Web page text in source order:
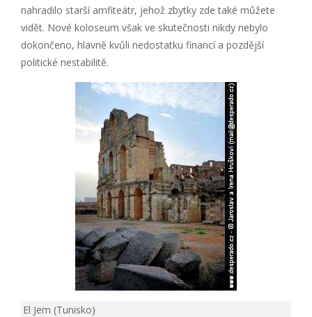
nahradilo starší amfiteátr, jehož zbytky zde také můžete
vidět. Nové koloseum však ve skutečnosti nikdy nebylo
dokončeno, hlavně kvůli nedostatku financí a pozdější
politické nestabilitě.
El Jem (Tunisko)